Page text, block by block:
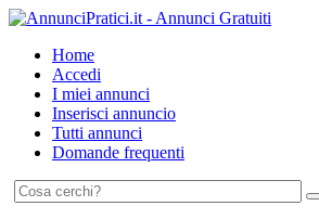
Home
Accedi
I miei annunci
Inserisci annuncio
Tutti annunci
Domande frequenti